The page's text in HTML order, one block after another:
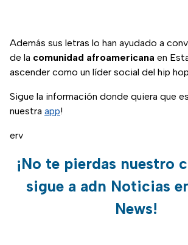
Además sus letras lo han ayudado a
de la comunidad afroamericana en
ascender como un líder social del hip
Sigue la información donde quiera que
nuestra app!
erv
¡No te pierdas nuestro
sigue a adn Noticias
News!